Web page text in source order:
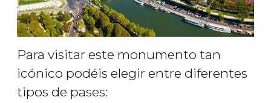
Para visitar este monumento tan
icónico podéis elegir entre diferentes
tipos de pases: